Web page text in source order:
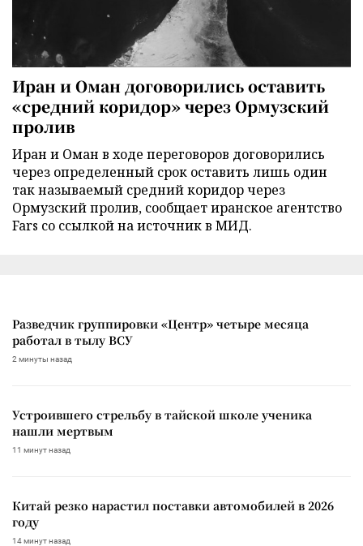
Иран и Оман договорились оставить
«средний коридор» через Ормузский
пролив
Иран и Оман в ходе переговоров договорились
через определенный срок оставить лишь один
так называемый средний коридор через
Ормузский пролив, сообщает иранское агентство
Fars со ссылкой на источник в МИД.
Разведчик группировки «Центр» четыре месяца
работал в тылу ВСУ
2 минуты назад
Устроившего стрельбу в тайской школе ученика
нашли мертвым
11 минут назад
Китай резко нарастил поставки автомобилей в 2026
году
14 минут назад